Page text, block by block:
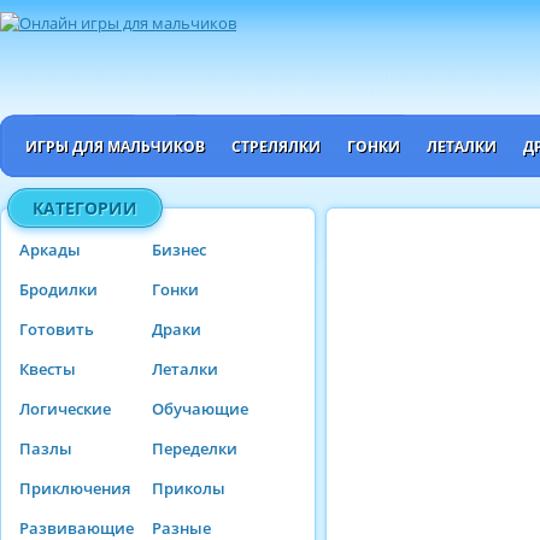
ИГРЫ ДЛЯ МАЛЬЧИКОВ СТРЕЛЯЛКИ ГОНКИ ЛЕТАЛКИ
КАТЕГОРИИ
Аркады
Бизнес
Бродилки
Гонки
Готовить
Драки
Квесты
Леталки
Логические
Обучающие
Пазлы
Переделки
Приключения
Приколы
Развивающие
Разные